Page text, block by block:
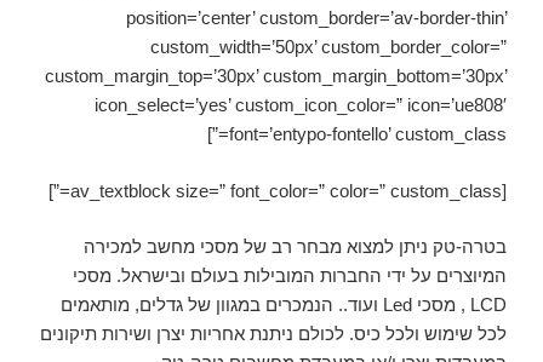
position=’center’ custom_border=’av-border-thin’
custom_width=’50px’ custom_border_color=”
custom_margin_top=’30px’ custom_margin_bottom=’30px’
icon_select=’yes’ custom_icon_color=” icon=’ue808′
font=’entypo-fontello’ custom_class=”]
[av_textblock size=” font_color=” color=” custom_class=”]
בטרה-טק ניתן למצוא מבחר רב של מסכי מחשב למכירה
המיוצרים על ידי החברות המובילות בעולם ובישראל. מסכי
LCD , מסכי
Led ועוד.. הנמכרים במגוון של גדלים, מותאמים
לכל שימוש ולכל כיס. לכולם ניתנת אחריות יצרן ושירות תיקונים